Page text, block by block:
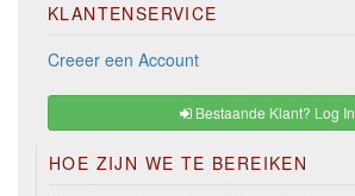
KLANTENSERVICE
Creeer een Account
Bestaande Klant? Log In
HOE ZIJN WE TE BEREIKEN